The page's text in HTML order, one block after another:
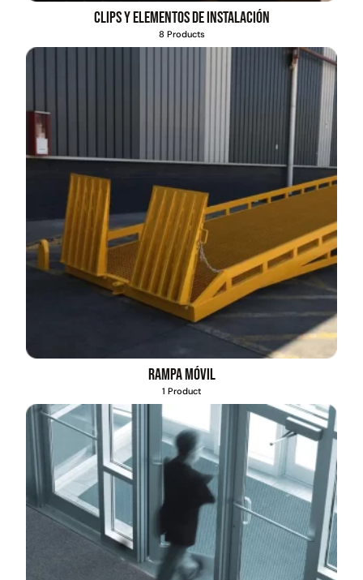
Clips y elementos de instalación
8 Products
Rampa móvil
1 Product